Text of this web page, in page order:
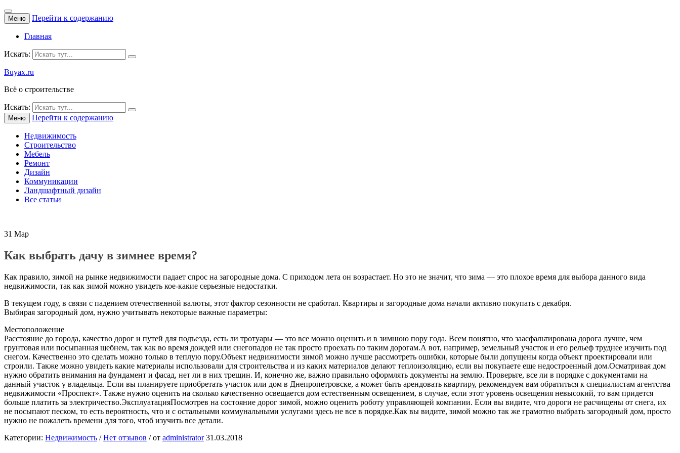
Меню Перейти к содержанию
Главная
Искать:
Buyax.ru
Всё о строительстве
Искать:
Меню Перейти к содержанию
Недвижимость
Строительство
Мебель
Ремонт
Дизайн
Коммуникации
Ландшафтный дизайн
Все статьи
31 Мар
Как выбрать дачу в зимнее время?
Как правило, зимой на рынке недвижимости падает спрос на загородные дома. С приходом лета он возрастает. Но это не значит, что зима — это плохое время для выбора данного вида
недвижимости, так как зимой можно увидеть кое-какие серьезные недостатки.
В текущем году, в связи с падением отечественной валюты, этот фактор сезонности не сработал. Квартиры и загородные дома начали активно покупать с декабря.
Выбирая загородный дом, нужно учитывать некоторые важные параметры:
Местоположение
Расстояние до города, качество дорог и путей для подъезда, есть ли тротуары — это все можно оценить и в зимнюю пору года. Всем понятно, что заасфальтирована дорога лучше, чем
грунтовая или посыпанная щебнем, так как во время дождей или снегопадов не так просто проехать по таким дорогам.А вот, например, земельный участок и его рельеф труднее изучить под
снегом. Качественно это сделать можно только в теплую пору.Объект недвижимости зимой можно лучше рассмотреть ошибки, которые были допущены когда объект проектировали или
строили. Также можно увидеть какие материалы использовали для строительства и из каких материалов делают теплоизоляцию, если вы покупаете еще недостроенный дом.Осматривая дом
нужно обратить внимания на фундамент и фасад, нет ли в них трещин. И, конечно же, важно правильно оформлять документы на землю. Проверьте, все ли в порядке с документами на
данный участок у владельца. Если вы планируете приобретать участок или дом в Днепропетровске, а может быть арендовать квартиру, рекомендуем вам обратиться к специалистам агентства
недвижимости «Проспект». Также нужно оценить на сколько качественно освещается дом естественным освещением, в случае, если этот уровень освещения невысокий, то вам придется
больше платить за электричество.ЭксплуатацияПосмотрев на состояние дорог зимой, можно оценить роботу управляющей компании. Если вы видите, что дороги не расчищены от снега, их
не посыпают песком, то есть вероятность, что и с остальными коммунальными услугами здесь не все в порядке.Как вы видите, зимой можно так же грамотно выбрать загородный дом, просто
нужно не пожалеть времени для того, чтоб изучить все детали.
Категории: Недвижимость / Нет отзывов /от administrator 31.03.2018